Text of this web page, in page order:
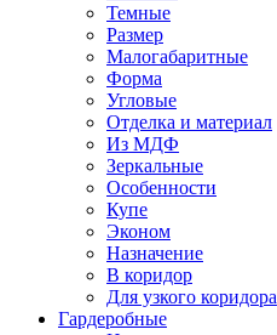
Темные
Размер
Малогабаритные
Форма
Угловые
Отделка и материал
Из МДФ
Зеркальные
Особенности
Купе
Эконом
Назначение
В коридор
Для узкого коридора
Гардеробные